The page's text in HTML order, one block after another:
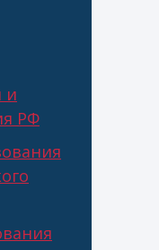
и
РФ